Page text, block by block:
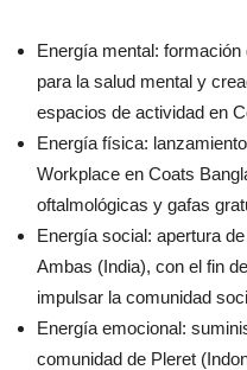
Energía mental: formación
para la salud mental y
espacios de actividad en
Energía física:
Workplace en Coats
oftalmológicas y gafas
Energía social: apertura
Ambas (India), con el fin
impulsar la comunidad
Energía emocional:
comunidad de Pleret